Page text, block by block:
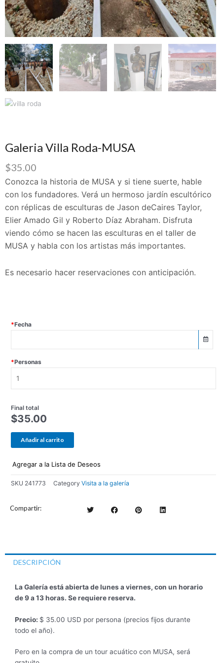
Galeria Villa Roda-MUSA
$35.00
Conozca la historia de MUSA y si tiene suerte, hable
con los fundadores. Verá un hermoso jardín escultórico
con réplicas de esculturas de Jason deCaires Taylor,
Elier Amado Gil y Roberto Díaz Abraham. Disfruta
viendo cómo se hacen las esculturas en el taller de
MUSA y habla con los artistas más importantes.
Es necesario hacer reservaciones con anticipación.
*Fecha
*Personas
Final total
$35.00
Galeria
cantidad
Añadir al carrito
Agregar a la Lista de Deseos
SKU 241773 Category Visita a la galería
Compartir:
DESCRIPCIÓN
La Galería está abierta de lunes a viernes, con un horario
de 9 a 13 horas. Se requiere reserva.
Precio: $ 35.00 USD por persona (precios fijos durante
todo el año).
Pero en la compra de un tour acuático con MUSA, será